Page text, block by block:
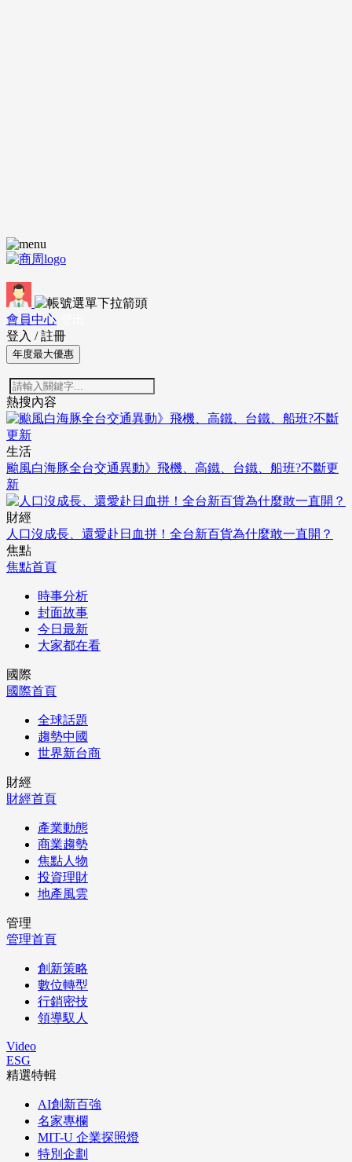
會員中心
登入 / 註冊
年度最大優惠
熱搜內容
生活
颱風白海豚全台交通異動》飛機、高鐵、台鐵、船班?不斷更
新
財經
人口沒成長、還愛赴日血拼！全台新百貨為什麼敢一直開？
焦點
焦點首頁
時事分析
封面故事
今日最新
大家都在看
國際
國際首頁
全球話題
趨勢中國
世界新台商
財經
財經首頁
產業動態
商業趨勢
焦點人物
投資理財
地產風雲
管理
管理首頁
創新策略
數位轉型
行銷密技
領導馭人
Video
ESG
精選特輯
AI創新百強
名家專欄
MIT-U 企業探照燈
特別企劃